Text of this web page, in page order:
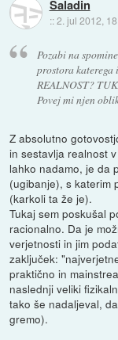
Saladin
::2. jul 2012,
Pozabi na
prostora katerega
REALNOST?
Povej mi njen
Z absolutno
in sestavlja realnost
lahko nadamo, je da
(ugibanje), s katerim
(karkoli ta že je).
Tukaj sem poskušal
racionalno. Da je
verjetnosti in jim
zaključek:
praktično in
naslednji veliki
tako še nadaljeval,
gremo).